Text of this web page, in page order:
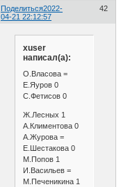
Поделиться 42
2022-
04-21 22:12:57
xuser
написал(а):
О.Власова =
Е.Яуров 0
С.Фетисов 0
Ж.Лесных 1
А.Климентова 0
А.Журова =
Е.Шестакова 0
М.Попов 1
И.Васильев =
М.Печеникина 1